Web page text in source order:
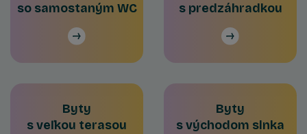
so samostaným WC
s predzáhradkou
Byty
s veľkou terasou
Byty
s východom slnka